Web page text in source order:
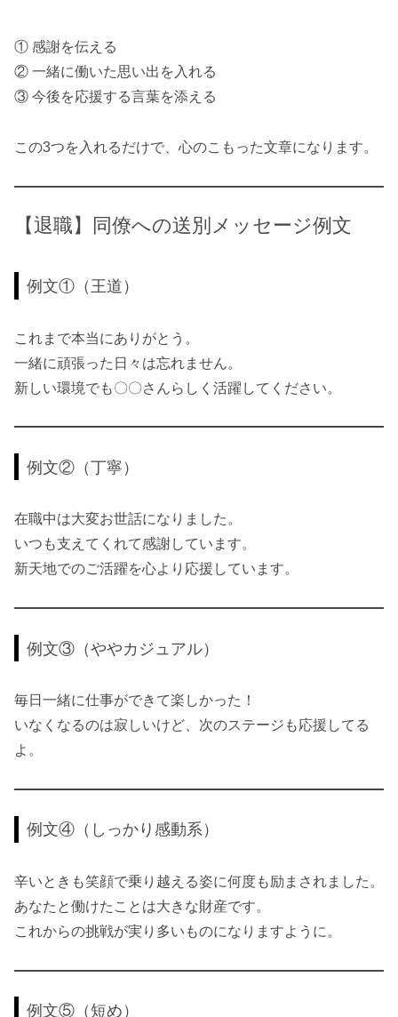
① 感謝を伝える
② 一緒に働いた思い出を入れる
③ 今後を応援する言葉を添える
この3つを入れるだけで、心のこもった文章になります。
【退職】同僚への送別メッセージ例文
例文①（王道）
これまで本当にありがとう。
一緒に頑張った日々は忘れません。
新しい環境でも〇〇さんらしく活躍してください。
例文②（丁寧）
在職中は大変お世話になりました。
いつも支えてくれて感謝しています。
新天地でのご活躍を心より応援しています。
例文③（ややカジュアル）
毎日一緒に仕事ができて楽しかった！
いなくなるのは寂しいけど、次のステージも応援してる
よ。
例文④（しっかり感動系）
辛いときも笑顔で乗り越える姿に何度も励まされました。
あなたと働けたことは大きな財産です。
これからの挑戦が実り多いものになりますように。
例文⑤（短め）